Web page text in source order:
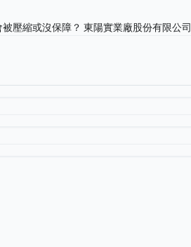
壓縮或沒保障？ 東陽實業廠股份有限公司